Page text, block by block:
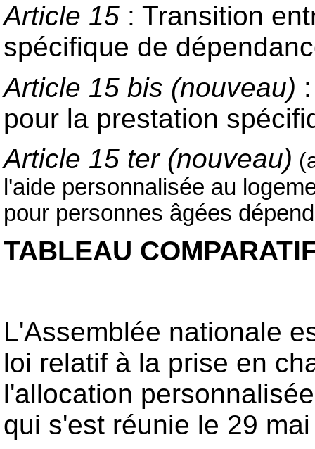
Article 15 : Transition
spécifique de
Article 15 bis (nouveau) :
pour la prestation
Article 15 ter (nouveau)
l'aide personnalisée au
pour personnes âgées
TABLEAU
L'Assemblée nationale
loi relatif à la prise en
l'allocation
qui s'est réunie le 29